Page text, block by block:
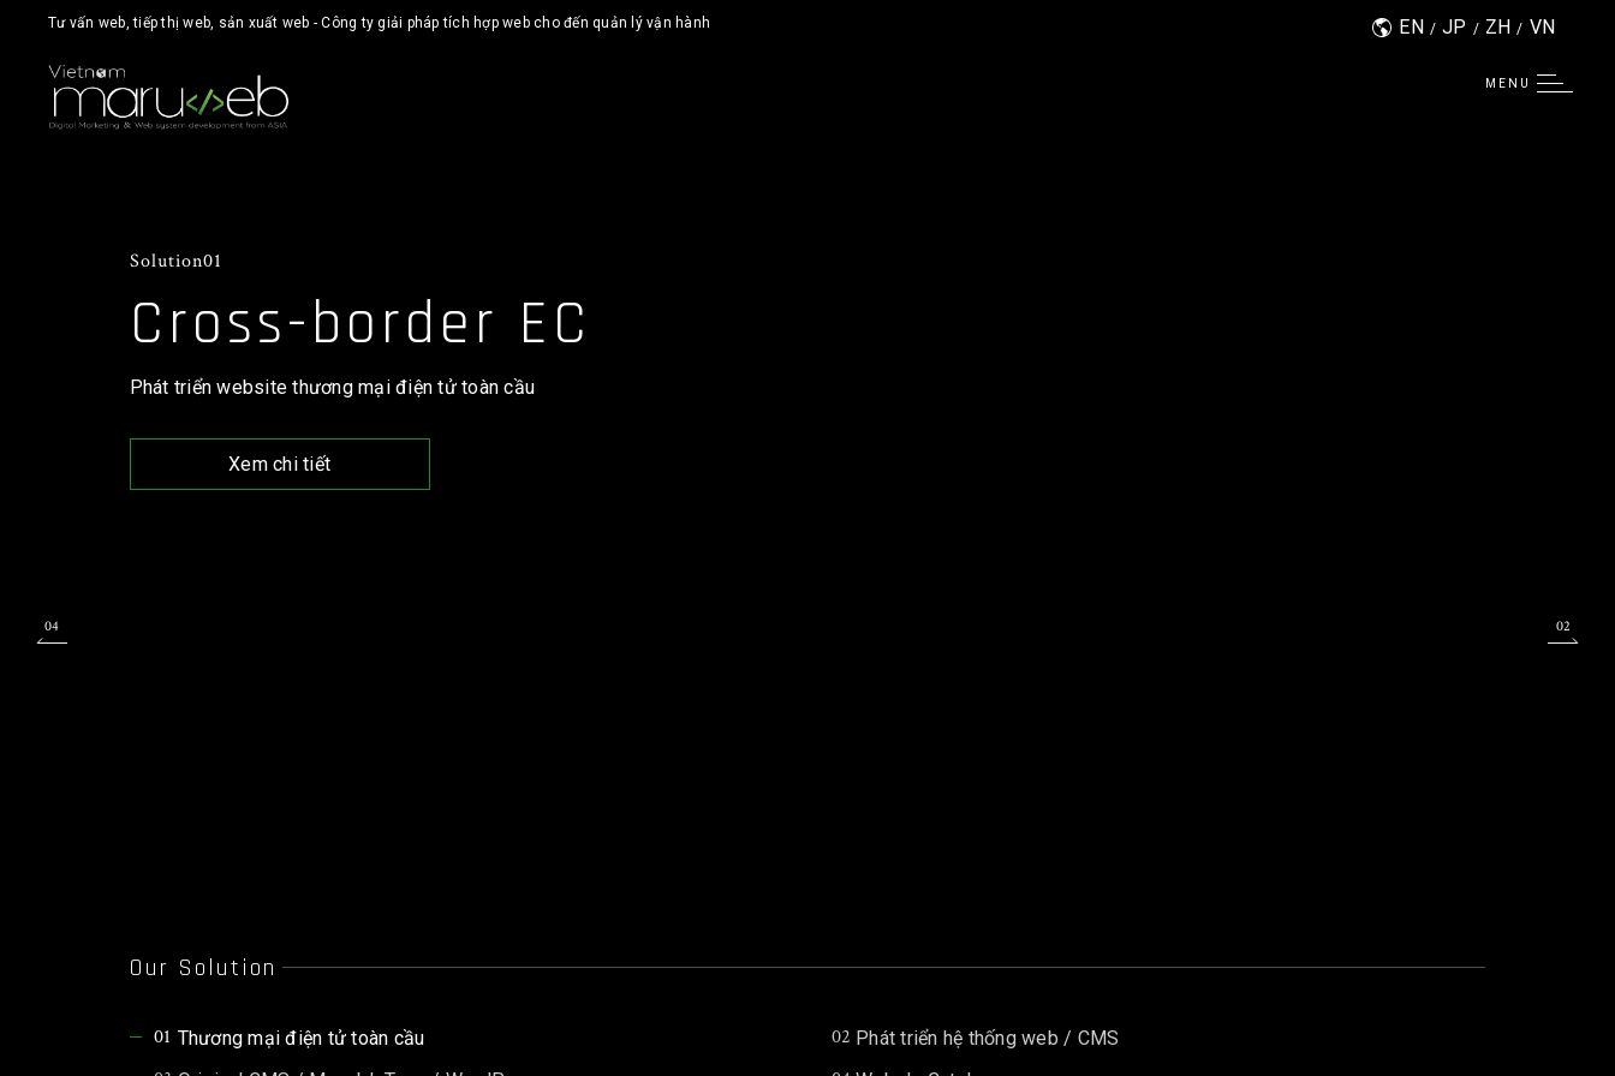
Tư vấn web, tiếp thị web, sản xuất web - Công ty giải pháp tích hợp web cho đến quản lý vận hành EN JP ZH VN
MENU
Language: English 日本語
Solution01
Cross-border EC
Phát triển website thương mại điện tử toàn cầu
Xem chi tiết
Our Solution
01 Thương mại điện tử toàn cầu 02 Phát triển hệ thống web / CMS
04 02